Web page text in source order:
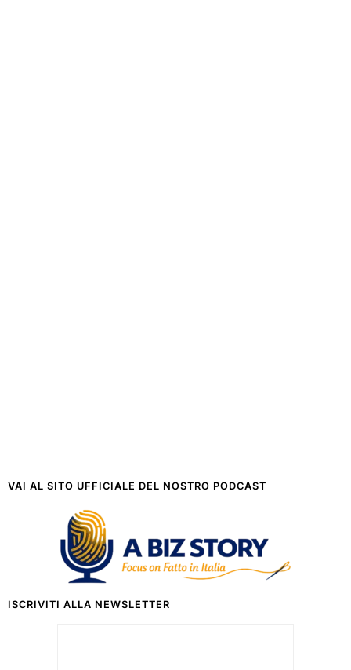
VAI AL SITO UFFICIALE DEL NOSTRO PODCAST
ISCRIVITI ALLA NEWSLETTER